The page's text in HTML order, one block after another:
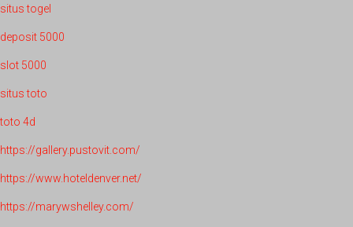
situs togel
deposit 5000
slot 5000
situs toto
toto 4d
https://gallery.pustovit.com/
https://www.hoteldenver.net/
https://marywshelley.com/